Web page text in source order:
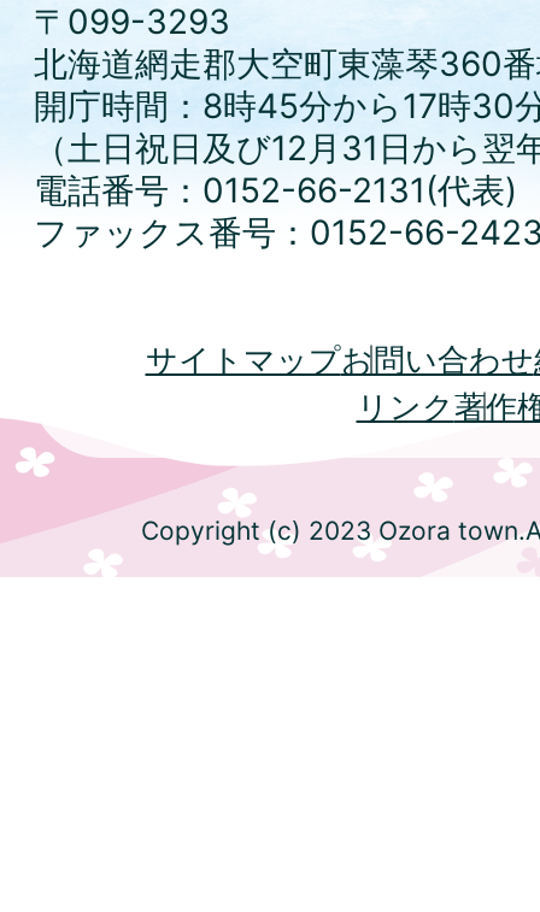
〒099-3293
北海道網走郡大空町東藻琴360
開庁時間：8時45分から17時30
（土日祝日及び12月31日から
電話番号：0152-66-2131(代表)
ファックス番号：0152-66-
サイトマップお問い合わせ
リンク著作
Copyright (c) 2023 Ozora